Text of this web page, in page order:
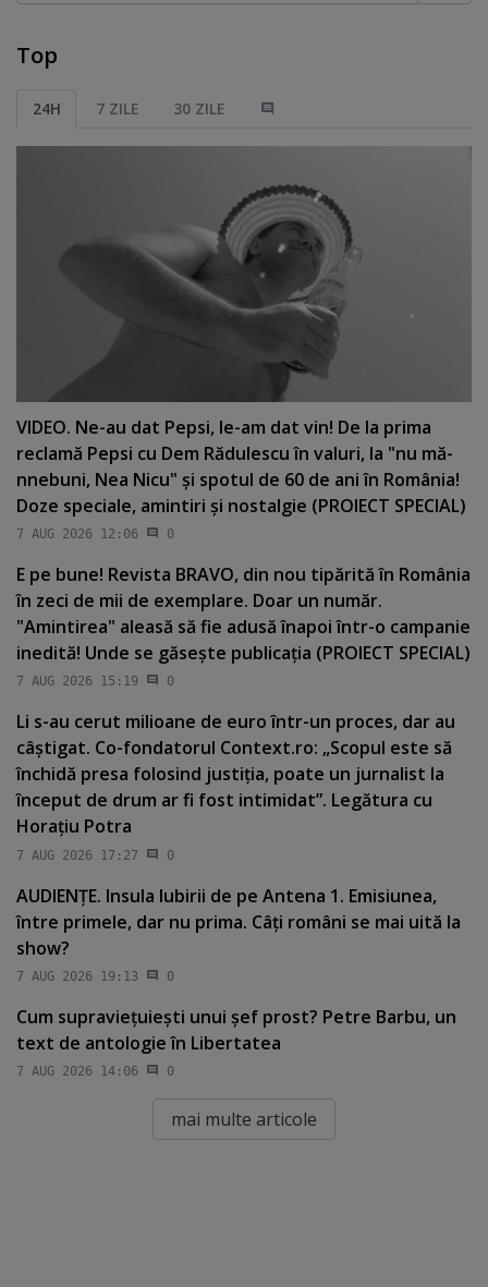
Top
24H 7 ZILE 30 ZILE
VIDEO. Ne-au dat Pepsi, le-am dat vin! De la prima
reclamă Pepsi cu Dem Rădulescu în valuri, la "nu mă-
nnebuni, Nea Nicu" şi spotul de 60 de ani în România!
Doze speciale, amintiri şi nostalgie (PROIECT SPECIAL)
7 AUG 2026 12:06 0
E pe bune! Revista BRAVO, din nou tipărită în România
în zeci de mii de exemplare. Doar un număr.
"Amintirea" aleasă să fie adusă înapoi într-o campanie
inedită! Unde se găseşte publicaţia (PROIECT SPECIAL)
7 AUG 2026 15:19 0
Li s-au cerut milioane de euro într-un proces, dar au
câştigat. Co-fondatorul Context.ro: „Scopul este să
închidă presa folosind justiţia, poate un jurnalist la
început de drum ar fi fost intimidat”. Legătura cu
Horaţiu Potra
7 AUG 2026 17:27 0
AUDIENŢE. Insula Iubirii de pe Antena 1. Emisiunea,
între primele, dar nu prima. Câţi români se mai uită la
show?
7 AUG 2026 19:13 0
Cum supravieţuieşti unui şef prost? Petre Barbu, un
text de antologie în Libertatea
7 AUG 2026 14:06 0
mai multe articole